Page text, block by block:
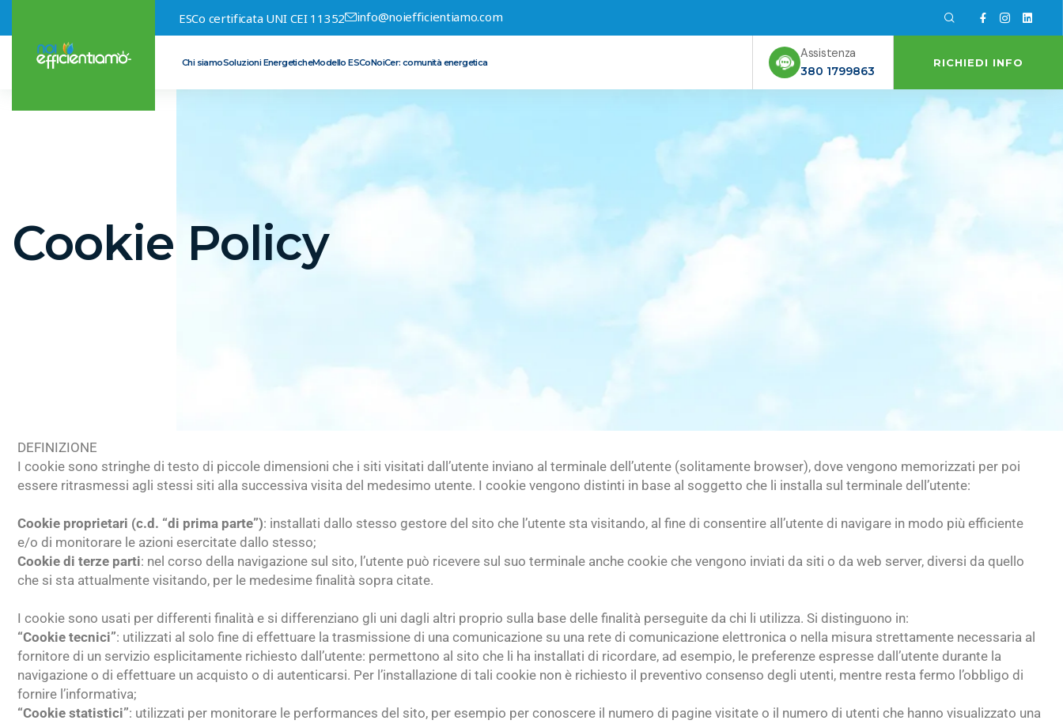
ESCo certificata UNI CEI 11352 info@noiefficientiamo.com
Chi siamoSoluzioni EnergeticheModello ESCoNoiCer: comunità energetica
Assistenza
380 1799863
RICHIEDI INFO
Cookie Policy
DEFINIZIONE
I cookie sono stringhe di testo di piccole dimensioni che i siti visitati dall’utente inviano al terminale dell’utente (solitamente browser), dove vengono memorizzati per poi
essere ritrasmessi agli stessi siti alla successiva visita del medesimo utente. I cookie vengono distinti in base al soggetto che li installa sul terminale dell’utente:
Cookie proprietari (c.d. “di prima parte”): installati dallo stesso gestore del sito che l’utente sta visitando, al fine di consentire all’utente di navigare in modo più efficiente
e/o di monitorare le azioni esercitate dallo stesso;
Cookie di terze parti: nel corso della navigazione sul sito, l’utente può ricevere sul suo terminale anche cookie che vengono inviati da siti o da web server, diversi da quello
che si sta attualmente visitando, per le medesime finalità sopra citate.
I cookie sono usati per differenti finalità e si differenziano gli uni dagli altri proprio sulla base delle finalità perseguite da chi li utilizza. Si distinguono in:
“Cookie tecnici”: utilizzati al solo fine di effettuare la trasmissione di una comunicazione su una rete di comunicazione elettronica o nella misura strettamente necessaria al
fornitore di un servizio esplicitamente richiesto dall’utente: permettono al sito che li ha installati di ricordare, ad esempio, le preferenze espresse dall’utente durante la
navigazione o di effettuare un acquisto o di autenticarsi. Per l’installazione di tali cookie non è richiesto il preventivo consenso degli utenti, mentre resta fermo l’obbligo di
fornire l’informativa;
“Cookie statistici”: utilizzati per monitorare le performances del sito, per esempio per conoscere il numero di pagine visitate o il numero di utenti che hanno visualizzato una